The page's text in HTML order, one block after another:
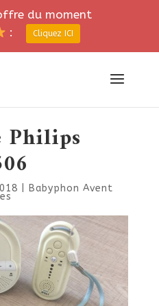
Philips
Babyphon Avent
du moment
: Cliquez ICI